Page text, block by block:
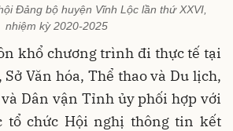
Đảng bộ huyện Vĩnh Lộc lần thứ XXVI,
nhiệm kỳ 2020-2025
khổ chương trình đi thực tế tại
Văn hóa, Thể thao và Du lịch,
Dân vận Tỉnh ủy phối hợp với
tổ chức Hội nghị thông tin kết